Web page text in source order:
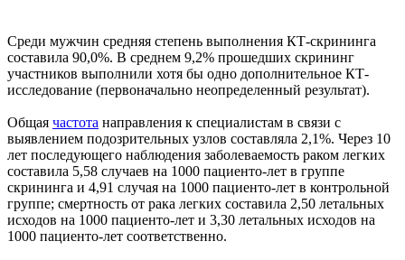
Среди мужчин средняя степень выполнения КТ-скрининга
составила 90,0%. В среднем 9,2% прошедших скрининг
участников выполнили хотя бы одно дополнительное КТ-
исследование (первоначально неопределенный результат).
Общая частота направления к специалистам в связи с
выявлением подозрительных узлов составляла 2,1%. Через 10
лет последующего наблюдения заболеваемость раком легких
составила 5,58 случаев на 1000 пациенто-лет в группе
скрининга и 4,91 случая на 1000 пациенто-лет в контрольной
группе; смертность от рака легких составила 2,50 летальных
исходов на 1000 пациенто-лет и 3,30 летальных исходов на
1000 пациенто-лет соответственно.